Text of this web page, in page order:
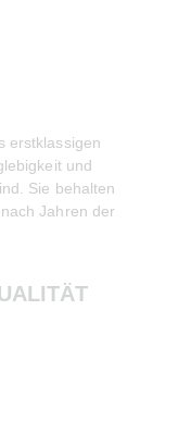
erstklassigen
und
Sie behalten
Jahren der